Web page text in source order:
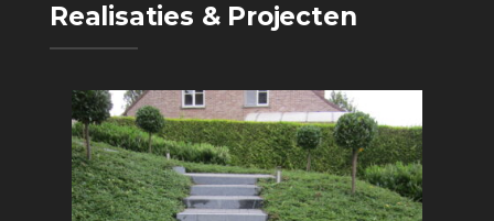
Realisaties & Projecten